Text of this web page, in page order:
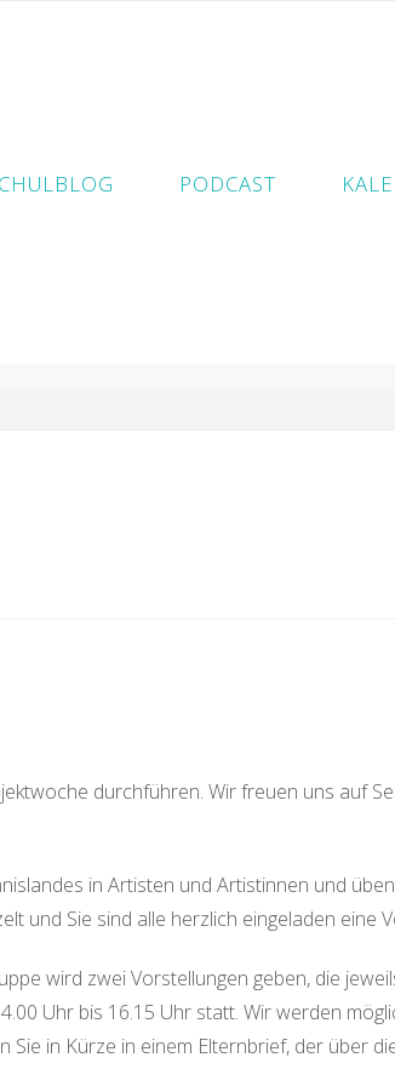
PODCAST
durchführen. Wir freuen uns auf
in Artisten und Artistinnen und
und Sie sind alle herzlich eingeladen eine
wird zwei Vorstellungen geben, die
Uhr bis 16.15 Uhr statt. Wir werden
in Kürze in einem Elternbrief, der über